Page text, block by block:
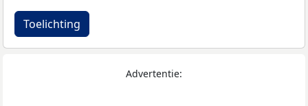
Toelichting
Advertentie: